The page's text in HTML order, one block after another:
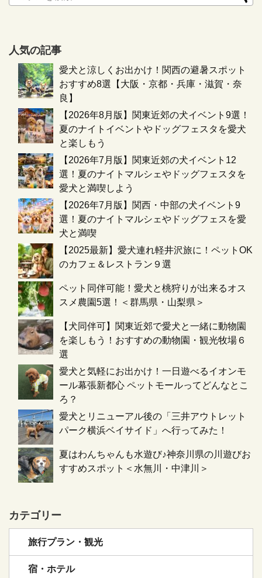
人気の記事
愛犬と涼しくお出かけ！関西の避暑スポット
おすすめ8選【大阪・京都・兵庫・滋賀・奈
良】
【2026年8月版】関東近郊の犬イベント9選！
夏のナイトイベントやドッグフェスタを愛犬
と楽しもう
【2026年7月版】関東近郊の犬イベント12
選！夏のナイトマルシェやドッグフェスタを
愛犬と満喫しよう
【2026年7月版】関西・中部の犬イベント9
選！夏のナイトマルシェやドッグフェスを愛
犬と満喫
【2025最新】愛犬連れ軽井沢旅に！ペットOK
のカフェ＆レストラン９選
ペット同伴可能！愛犬と桃狩りが出来るオス
スメ農園5選！＜群馬県・山梨県＞
【犬同伴可】関東近郊で愛犬と一緒に動物園
を楽しもう！おすすめの動物園・観光牧場６
選
愛犬と気軽にお出かけ！一日遊べるイオンモ
ール幕張新都心 ペットモールってどんなとこ
ろ？
愛犬とリニューアル後の「三井アウトレット
パーク横浜ベイサイド」へ行ってみた！
夏はわんちゃんも水遊び♪神奈川県の川遊びお
すすめスポット＜水無川・中津川＞
カテゴリー
旅行プラン・観光
宿・ホテル